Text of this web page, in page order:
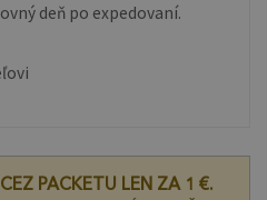
deň po expedovaní.
PACKETU LEN ZA 1 €.